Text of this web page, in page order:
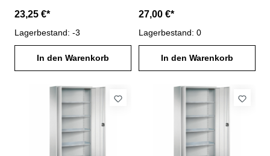
Last,passend zu
Lagerschrank Typ LS 905
Maße: H 24 x B 945 x T 449
23,25 €*
Lagerbestand: -3
In den Warenkorb
Last,passend zu
Lagerschrank Typ LS 906
Maße: H 24 x B 945 x T 549
27,00 €*
Lagerbestand: 0
In den Warenkorb